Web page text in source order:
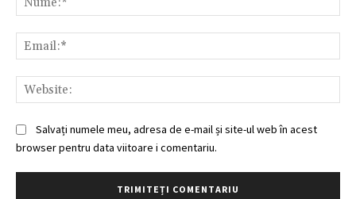
Salvați numele meu, adresa de e-mail și site-ul web în acest
browser pentru data viitoare i comentariu.